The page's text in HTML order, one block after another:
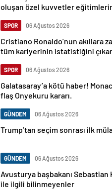
oluşan özel kuvvetler
SPOR 06 Ağustos 2026
Cristiano Ronaldo’nun akıllara
tüm kariyerinin istatistiğini
SPOR 06 Ağustos 2026
Galatasaray’a kötü haber!
flaş Onyekuru kararı.
GÜNDEM 06 Ağustos 2026
Trump’tan seçim sonrası ilk
GÜNDEM 06 Ağustos 2026
Avusturya başbakanı Sebastian
ile ilgili bilinmeyenler